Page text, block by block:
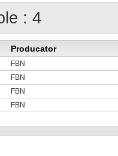
: 4
Producator
FBN
FBN
FBN
FBN